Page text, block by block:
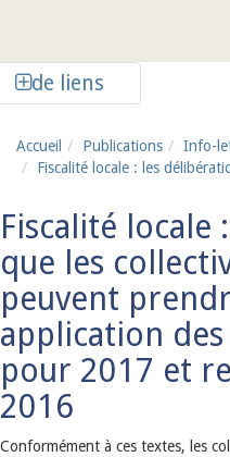
de liens
Accueil Publications Info-
Fiscalité locale : les
Fiscalité locale
que les
peuvent
application
pour 2017 et
2016
Conformément à ces textes, les